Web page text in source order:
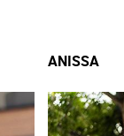
ANISSA